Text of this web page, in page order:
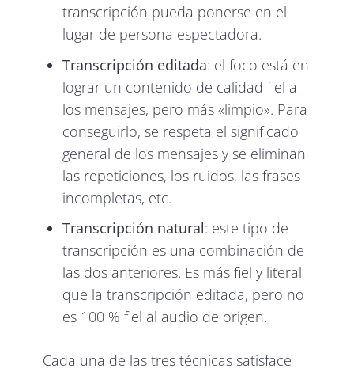
transcripción pueda ponerse en el
lugar de persona espectadora.
Transcripción editada: el foco está en
lograr un contenido de calidad fiel a
los mensajes, pero más «limpio». Para
conseguirlo, se respeta el significado
general de los mensajes y se eliminan
las repeticiones, los ruidos, las frases
incompletas, etc.
Transcripción natural: este tipo de
transcripción es una combinación de
las dos anteriores. Es más fiel y literal
que la transcripción editada, pero no
es 100 % fiel al audio de origen.
Cada una de las tres técnicas satisface